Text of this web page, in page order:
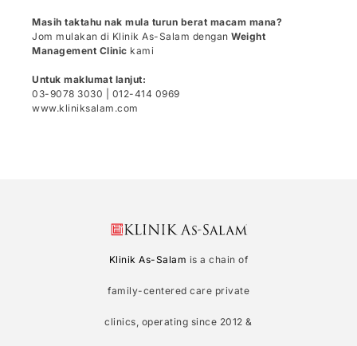
Masih taktahu nak mula turun berat macam mana?
Jom mulakan di Klinik As-Salam dengan Weight
Management Clinic kami
Untuk maklumat lanjut:
03-9078 3030 | 012-414 0969
www.kliniksalam.com
Klinik As-Salam is a chain of
family-centered care private
clinics, operating since 2012 &